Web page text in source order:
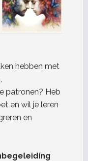
hebben met
patronen? Heb
en wil je leren
en